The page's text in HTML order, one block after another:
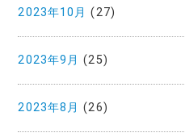
2023年10月 (27)
2023年9月 (25)
2023年8月 (26)